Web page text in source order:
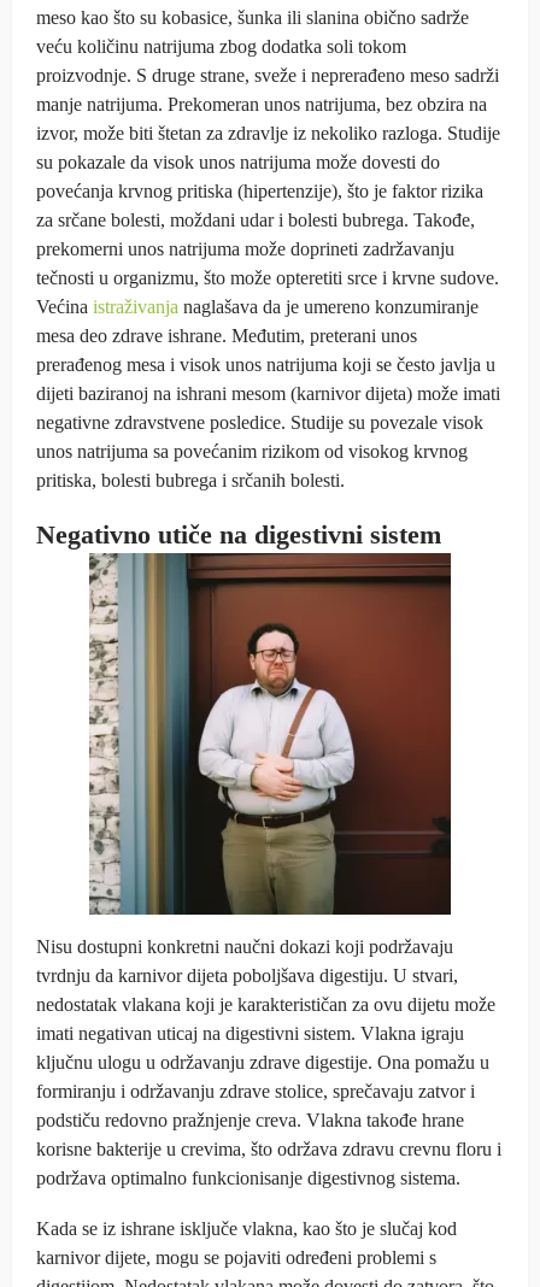
meso kao što su kobasice, šunka ili slanina obično sadrže
veću količinu natrijuma zbog dodatka soli tokom
proizvodnje. S druge strane, sveže i neprerađeno meso sadrži
manje natrijuma. Prekomeran unos natrijuma, bez obzira na
izvor, može biti štetan za zdravlje iz nekoliko razloga. Studije
su pokazale da visok unos natrijuma može dovesti do
povećanja krvnog pritiska (hipertenzije), što je faktor rizika
za srčane bolesti, moždani udar i bolesti bubrega. Takođe,
prekomerni unos natrijuma može doprineti zadržavanju
tečnosti u organizmu, što može opteretiti srce i krvne sudove.
Većina istraživanja naglašava da je umereno konzumiranje
mesa deo zdrave ishrane. Međutim, preterani unos
prerađenog mesa i visok unos natrijuma koji se često javlja u
dijeti baziranoj na ishrani mesom (karnivor dijeta) može imati
negativne zdravstvene posledice. Studije su povezale visok
unos natrijuma sa povećanim rizikom od visokog krvnog
pritiska, bolesti bubrega i srčanih bolesti.
Negativno utiče na digestivni sistem
Nisu dostupni konkretni naučni dokazi koji podržavaju
tvrdnju da karnivor dijeta poboljšava digestiju. U stvari,
nedostatak vlakana koji je karakterističan za ovu dijetu može
imati negativan uticaj na digestivni sistem. Vlakna igraju
ključnu ulogu u održavanju zdrave digestije. Ona pomažu u
formiranju i održavanju zdrave stolice, sprečavaju zatvor i
podstiču redovno pražnjenje creva. Vlakna takođe hrane
korisne bakterije u crevima, što održava zdravu crevnu floru i
podržava optimalno funkcionisanje digestivnog sistema.
Kada se iz ishrane isključe vlakna, kao što je slučaj kod
karnivor dijete, mogu se pojaviti određeni problemi s